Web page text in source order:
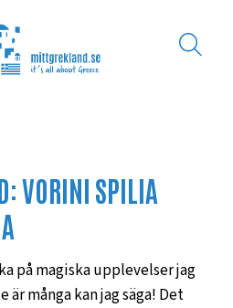
VORINI SPILIA
på magiska upplevelser jag
är många kan jag säga! Det